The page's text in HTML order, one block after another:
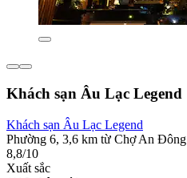
Khách sạn Âu Lạc Legend
Khách sạn Âu Lạc Legend
Phường 6, 3,6 km từ Chợ An Đông
8,8/10
Xuất sắc